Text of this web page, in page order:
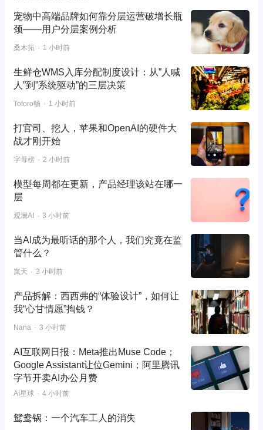
宠物中高端品牌如何靠分层运营破增长瓶
颈——用户分层案例分析
桑木拓 1 小时前
生鲜仓WMS入库分配制度设计：从”人喊
人”到”系统驱动”的三层决策
Totoro畅 1 小时前
打官司、挖人，苹果和OpenAI的硬件大
战才刚开始
字母榜 2 小时前
模型每周都在更新，产品经理该站在哪一
层
观澜AI 3 小时前
当AI成为最听话的那个人，我们究竟在监
管什么？
岚天 3 小时前
产品拆解：西西弗的“体验设计”，如何让
我“心甘情愿”掏钱？
Nana 3 小时前
AI互联网日报：Meta推出Muse Code；
Google Assistant让位Gemini；阿里腾讯
字节开卖AI办公月费
AI星球 4 小时前
鸳鸯锅：一个汽车工人的消失